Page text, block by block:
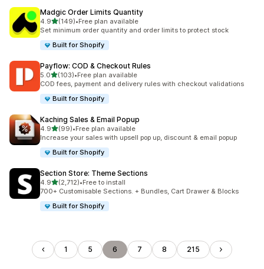
Madgic Order Limits Quantity
4.95つ星中
(149)
合計レビュー数：149件
•Free plan available
Set minimum order quantity and order limits to protect stock
Built for Shopify
Payflow: COD & Checkout Rules
5.05つ星中
(103)
合計レビュー数：103件
•Free plan available
COD fees, payment and delivery rules with checkout validations
Built for Shopify
Kaching Sales & Email Popup
4.95つ星中
(99)
合計レビュー数：99件
•Free plan available
Increase your sales with upsell pop up, discount & email popup
Built for Shopify
Section Store: Theme Sections
4.95つ星中
(2,712)
合計レビュー数：2712件
•Free to install
700+ Customisable Sections. + Bundles, Cart Drawer & Blocks
Built for Shopify
1 5 6 7 8 215